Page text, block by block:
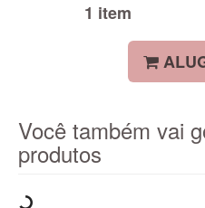
1 item
Você também vai
produtos